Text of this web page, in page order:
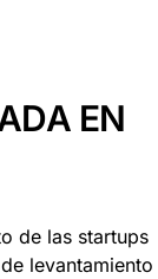
EN
de las startups
levantamiento